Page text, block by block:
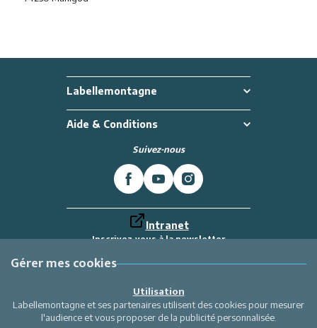
Labellemontagne
Aide & Conditions
Suivez-nous
Intranet
Inscrivez-vous à la newsletter
Labellemontagne
Gérer mes cookies
Utilisation
Labellemontagne et ses partenaires utilisent des cookies pour mesurer
l'audience et vous proposer de la publicité personnalisée.